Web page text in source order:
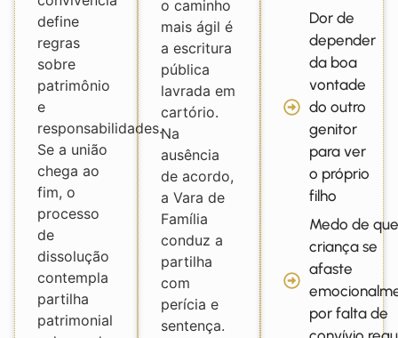
define
regras
sobre
patrimônio
e
responsabilidades.
Se a união
chega ao
fim, o
processo
de
dissolução
contempla
partilha
patrimonial
o caminho
mais ágil é
a escritura
pública
lavrada em
cartório.
Na
ausência
de acordo,
a Vara de
Família
conduz a
partilha
com
perícia e
sentença.
Dor de
depender
da boa
vontade
do outro
genitor
para ver
o próprio
filho
Medo de
criança se
afaste
por falta de